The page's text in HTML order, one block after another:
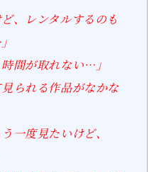
、レンタルするのも
間が取れない…」
られる作品がなかな
一度見たいけど、